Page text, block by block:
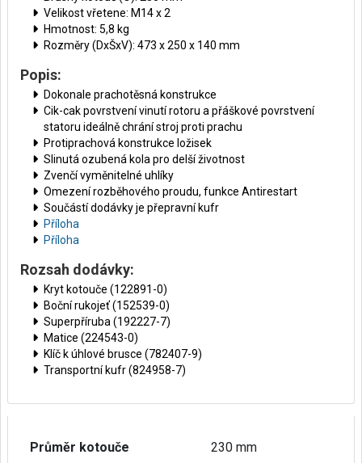
Velikost vřetene: M14 x 2
Hmotnost: 5,8 kg
Rozměry (DxŠxV): 473 x 250 x 140 mm
Popis:
Dokonale prachotěsná konstrukce
Cik-cak povrstvení vinutí rotoru a přáškové povrstvení
statoru ideálně chrání stroj proti prachu
Protiprachová konstrukce ložisek
Slinutá ozubená kola pro delší životnost
Zvenčí vyměnitelné uhlíky
Omezení rozběhového proudu, funkce Antirestart
Součástí dodávky je přepravní kufr
Příloha
Příloha
Rozsah dodávky:
Kryt kotouče (122891-0)
Boční rukojeť (152539-0)
Superpříruba (192227-7)
Matice (224543-0)
Klíč k úhlové brusce (782407-9)
Transportní kufr (824958-7)
Průměr kotouče 230 mm